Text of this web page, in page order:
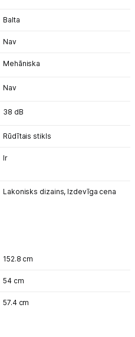
Balta
Nav
Mehāniska
Nav
38 dB
Rūdītais stikls
Ir
Lakonisks dizains, Izdevīga cena
152.8 cm
54 cm
57.4 cm